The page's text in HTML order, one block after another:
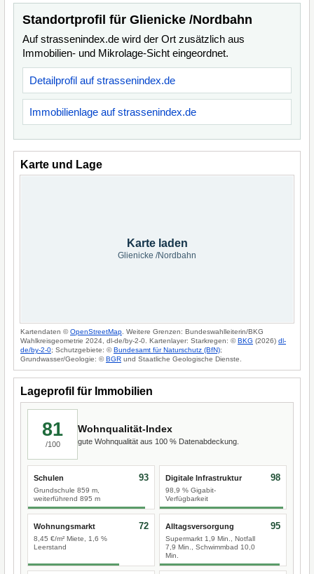
Standortprofil für Glienicke /Nordbahn
Auf strassenindex.de wird der Ort zusätzlich aus
Immobilien- und Mikrolage-Sicht eingeordnet.
Detailprofil auf strassenindex.de
Immobilienlage auf strassenindex.de
Karte und Lage
Karte laden
Glienicke /Nordbahn
Kartendaten ©OpenStreetMap . Weitere Grenzen: Bundeswahlleiterin/BKG
Wahlkreisgeometrie 2024, dl-de/by-2-0. Kartenlayer: Starkregen: ©BKG (2026) dl-
de/by-2-0; Schutzgebiete: ©Bundesamt für Naturschutz (BfN);
Grundwasser/Geologie: ©BGR und Staatliche Geologische Dienste.
Lageprofil für Immobilien
81
/100
Wohnqualität-Index
gute Wohnqualität aus 100 % Datenabdeckung.
Schulen
Grundschule 859 m,
weiterführend 895 m
93 Digitale Infrastruktur
98,9 % Gigabit-
Verfügbarkeit
98
Wohnungsmarkt
8,45 €/m² Miete, 1,6 %
Leerstand
72 Alltagsversorgung
Supermarkt 1,9 Min., Notfall
7,9 Min., Schwimmbad 10,0
Min.
95